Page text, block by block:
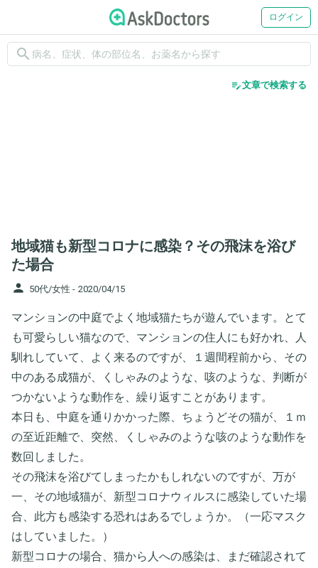
ログイン
search
edit_note文章で検索する
地域猫も新型コロナに感染？その飛沫を浴び
た場合
person 50代/女性 - 2020/04/15
マンションの中庭でよく地域猫たちが遊んでいます。とて
も可愛らしい猫なので、マンションの住人にも好かれ、人
馴れしていて、よく来るのですが、１週間程前から、その
中のある成猫が、くしゃみのような、咳のような、判断が
つかないような動作を、繰り返すことがあります。
本日も、中庭を通りかかった際、ちょうどその猫が、１ｍ
の至近距離で、突然、くしゃみのような咳のような動作を
数回しました。
その飛沫を浴びてしまったかもしれないのですが、万が
一、その地域猫が、新型コロナウィルスに感染していた場
合、此方も感染する恐れはあるでしょうか。（一応マスク
はしていました。）
新型コロナの場合、猫から人への感染は、まだ確認されて